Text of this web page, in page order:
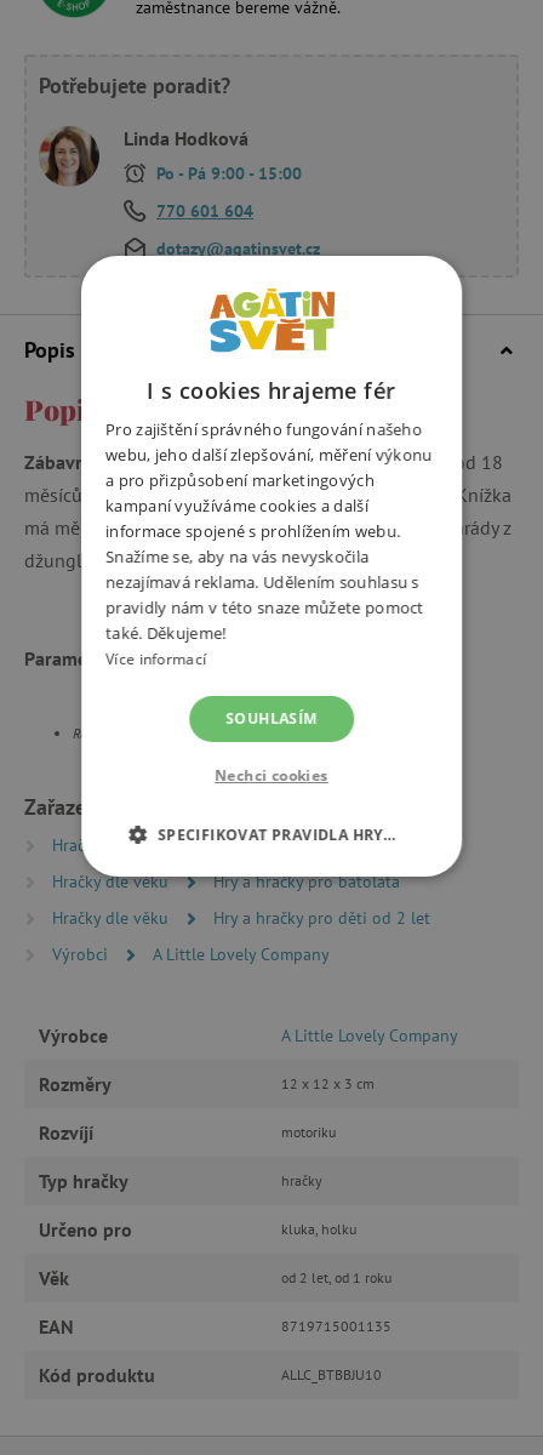
zaměstnance bereme vážně.
Potřebujete poradit?
Linda Hodková
Po - Pá 9:00 - 15:00
770 601 604
dotazy@agatinsvet.cz
Popis a parametry
Popis a parametry
Zábavná hračka do vody, vhodná pro nejmenší děti od 18
měsíců zajistí skvělou zábavu při večerním koupání. Knížka
má měkké, vypolstrované stránky s roztomilými kamarády z
džungle, jako je slon, opice nebo žirafa.
Parametry:
Rozměry knížky: 12 x 12 x 3 cm.
Zařazeno v kategoriích
Hračky dle typu
Hračky do vany
Hračky dle věku
Hry a hračky pro batolata
Hračky dle věku
Hry a hračky pro děti od 2 let
Výrobci
A Little Lovely Company
Výrobce A Little Lovely Company
Rozměry 12 x 12 x 3 cm
Rozvíjí motoriku
Typ hračky hračky
Určeno pro kluka, holku
Věk od 2 let, od 1 roku
EAN 8719715001135
Kód produktu ALLC_BTBBJU10
I s cookies hrajeme fér
Pro zajištění správného fungování našeho
webu, jeho další zlepšování, měření výkonu
a pro přizpůsobení marketingových
kampaní využíváme cookies a další
informace spojené s prohlížením webu.
Snažíme se, aby na vás nevyskočila
nezajímavá reklama. Udělením souhlasu s
pravidly nám v této snaze můžete pomoct
také. Děkujeme!
Více informací
SOUHLASÍM
Nechci cookies
SPECIFIKOVAT PRAVIDLA HRY…
NEZBYTNĚ NUTNÉ COOKIES
ANALYTICKÉ COOKIES
Nezbytně nutné cookies
Funkční soubory
Nezbytně nutné soubory cookie umožňují
přihlášení uživatele a správa účtu. Webové